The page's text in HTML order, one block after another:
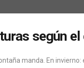
según
manda. En